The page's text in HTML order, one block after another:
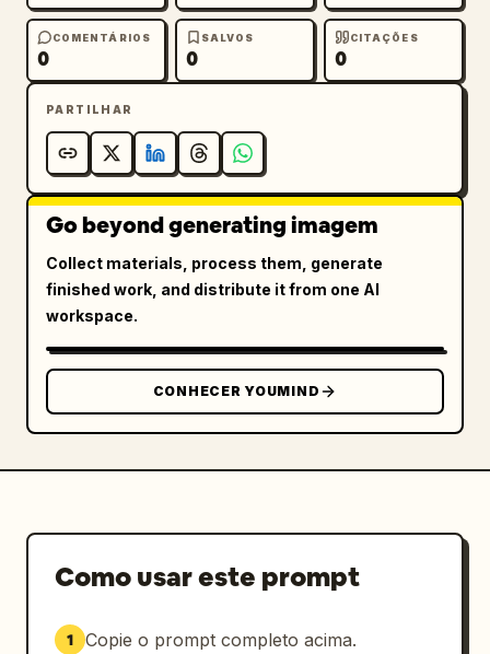
COMENTÁRIOS
0
SALVOS
0
CITAÇÕES
0
PARTILHAR
Go beyond generating imagem
Collect materials, process them, generate
finished work, and distribute it from one AI
workspace.
CONHECER YOUMIND
Como usar este prompt
1 Copie o prompt completo acima.